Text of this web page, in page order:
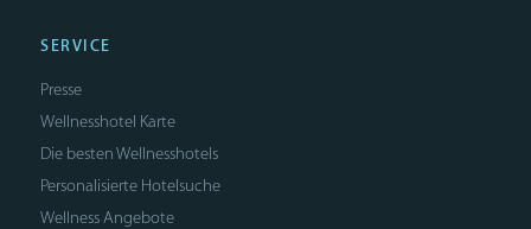
SERVICE
Presse
Wellnesshotel Karte
Die besten Wellnesshotels
Personalisierte Hotelsuche
Wellness Angebote